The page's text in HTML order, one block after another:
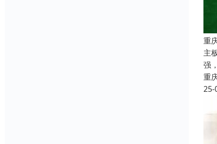
重
主
强
重
25-